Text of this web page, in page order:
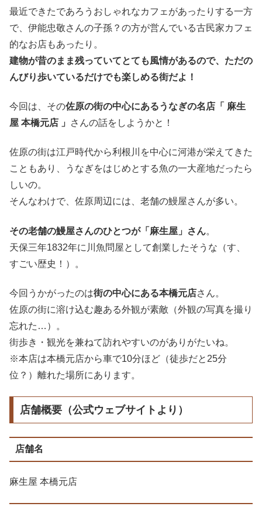
最近できたであろうおしゃれなカフェがあったりする一方
で、伊能忠敬さんの子孫？の方が営んでいる古民家カフェ
的なお店もあったり。
建物が昔のまま残っていてとても風情があるので、ただの
んびり歩いているだけでも楽しめる街だよ！
今回は、その佐原の街の中心にあるうなぎの名店「 麻生
屋 本橋元店 」
さんの話をしようかと！
佐原の街は江戸時代から利根川を中心に河港が栄えてきた
こともあり、うなぎをはじめとする魚の一大産地だったら
しいの。
そんなわけで、佐原周辺には、老舗の鰻屋さんが多い。
その老舗の鰻屋さんのひとつが「麻生屋」さん。
天保三年1832年に川魚問屋として創業したそうな（す、
すごい歴史！）。
今回うかがったのは街の中心にある本橋元店さん。
佐原の街に溶け込む趣ある外観が素敵（外観の写真を撮り
忘れた…）。
街歩き・観光を兼ねて訪れやすいのがありがたいね。
※本店は本橋元店から車で10分ほど（徒歩だと25分
位？）離れた場所にあります。
店舗概要（公式ウェブサイトより）
店舗名
麻生屋 本橋元店